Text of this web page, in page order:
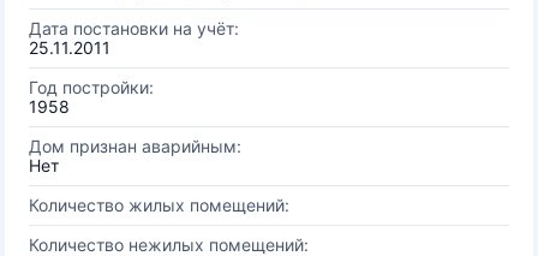
Дата постановки на учёт:
25.11.2011
Год постройки:
1958
Дом признан аварийным:
Нет
Количество жилых помещений:
Количество нежилых помещений: